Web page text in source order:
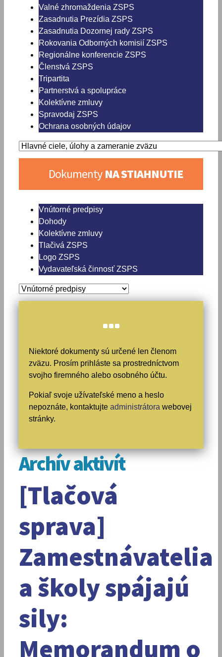
Valné zhromaždenia ZSPS
Zasadnutia Prezídia ZSPS
Zasadnutia Dozornej rady ZSPS
Rokovania Odborných komisií ZSPS
Regionálne konferencie ZSPS
Členstvá ZSPS
Tripartita
Partnerstvá a spolupráce
Kolektívne zmluvy
Spravodaj ZSPS
Ochrana osobných údajov
Dokumenty NA STIAHNUTIE
Vnútorné predpisy
Dohody
Kolektívne zmluvy
Tlačivá ZSPS
Logo ZSPS
Vydavateľská činnosť ZSPS
Niektoré dokumenty sú určené len členom
zväzu. Prosím prihláste sa prostredníctvom
svojho firemného alebo osobného účtu.
Pokiaľ svoje užívateľské meno a heslo
nepoznáte, kontaktujte administrátora webovej
stránky.
Archív aktivít
[Tlačová
sprava]
Zamestnávatelia
a školy spájajú
sily:
Memorandum o